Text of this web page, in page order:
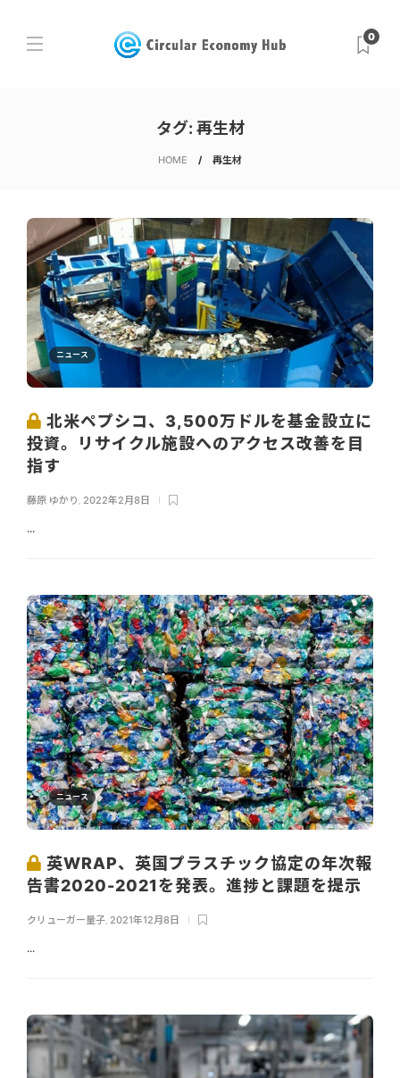
0
タグ: 再生材
HOME 再生材
ニュース
北米ペプシコ、3,500万ドルを基金設立に
投資。リサイクル施設へのアクセス改善を目
指す
藤原 ゆかり , 2022年2月8日
...
ニュース
英WRAP、英国プラスチック協定の年次報
告書2020-2021を発表。進捗と課題を提示
クリューガー量子, 2021年12月8日
...